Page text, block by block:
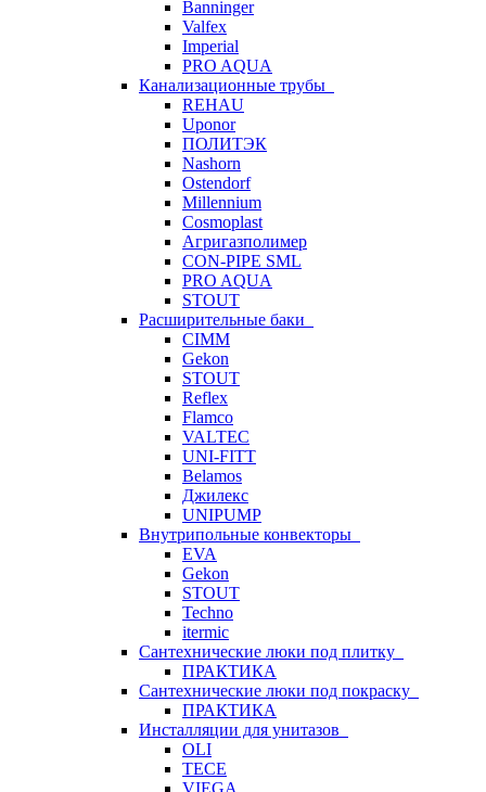
Banninger
Valfex
Imperial
PRO AQUA
Канализационные трубы
REHAU
Uponor
ПОЛИТЭК
Nashorn
Ostendorf
Millennium
Cosmoplast
Агригазполимер
CON-PIPE SML
PRO AQUA
STOUT
Расширительные баки
CIMM
Gekon
STOUT
Reflex
Flamco
VALTEC
UNI-FITT
Belamos
Джилекс
UNIPUMP
Внутрипольные конвекторы
EVA
Gekon
STOUT
Techno
itermic
Сантехнические люки под плитку
ПРАКТИКА
Сантехнические люки под покраску
ПРАКТИКА
Инсталляции для унитазов
OLI
TECE
VIEGA